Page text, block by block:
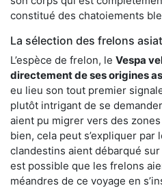
constitué des chatoiements
La sélection des frelons
L’espèce de frelon, le Vespa
directement de ses origines
eu lieu son tout premier
plutôt intrigant de se
aient pu migrer vers des zones
bien, cela peut s’expliquer par
clandestins aient débarqué
est possible que les frelons
méandres de ce voyage en